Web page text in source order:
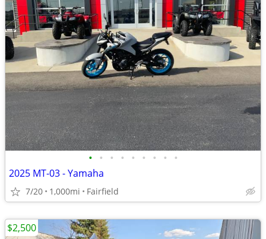
• • • • • • • • •
2025 MT-03 - Yamaha
7/20 1,000mi Fairfield
$2,500